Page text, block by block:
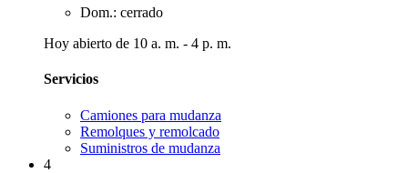
Dom.: cerrado
Hoy abierto de 10 a. m. - 4 p. m.
Servicios
Camiones para mudanza
Remolques y remolcado
Suministros de mudanza
4